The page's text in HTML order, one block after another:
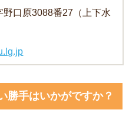
口原3088番27（上下水
勝手はいかがですか？